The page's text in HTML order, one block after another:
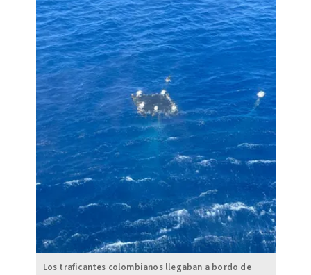
Los traficantes colombianos llegaban a bordo de